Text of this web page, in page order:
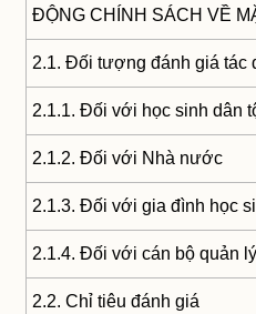
ĐỘNG CHÍNH SÁCH VỀ
2.1. Đối tượng đánh giá tác
2.1.1. Đối với học sinh dân
2.1.2. Đối với Nhà nước
2.1.3. Đối với gia đình học
2.1.4. Đối với cán bộ quản
2.2. Chỉ tiêu đánh giá